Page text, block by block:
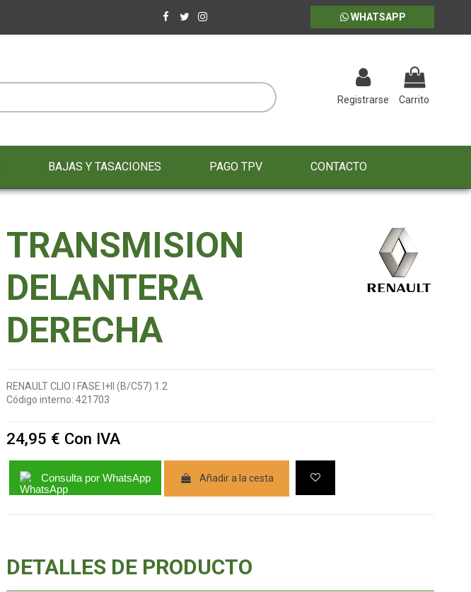
WHATSAPP
Registrarse Carrito
BAJAS Y TASACIONES PAGO TPV CONTACTO
TRANSMISION
DELANTERA
DERECHA
RENAULT CLIO I FASE I+II (B/C57) 1.2
Código interno: 421703
24,95 € Con IVA
Consulta por WhatsApp Añadir a la cesta
DETALLES DE PRODUCTO